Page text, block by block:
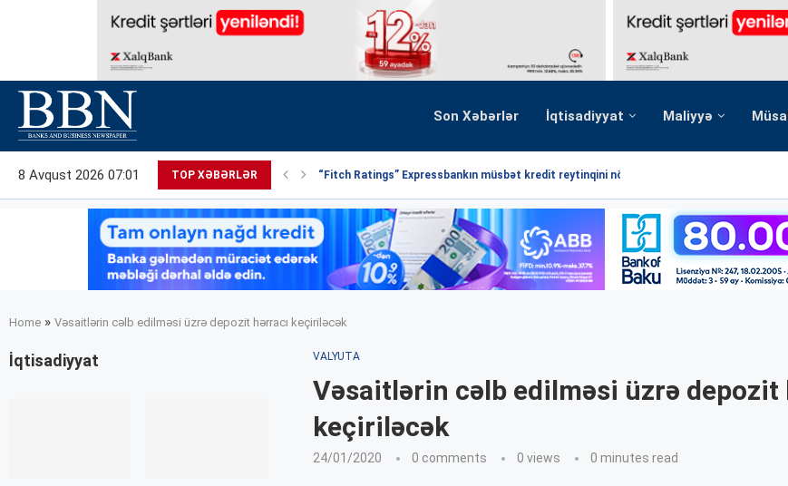
Son Xəbərlər İqtisadiyyat Maliyyə
8 Avqust 2026 07:01 TOP XƏBƏRLƏR “Fitch Ratings” Expressbankın müsbət kredit reytinqini növbəti dəfə...
Home » Vəsaitlərin cəlb edilməsi üzrə depozit hərracı keçiriləcək
VALYUTA
Vəsaitlərin cəlb edilməsi üzrə depozit
keçiriləcək
24/01/2020 0 comments 0 views 0 minutes read
İqtisadiyyat